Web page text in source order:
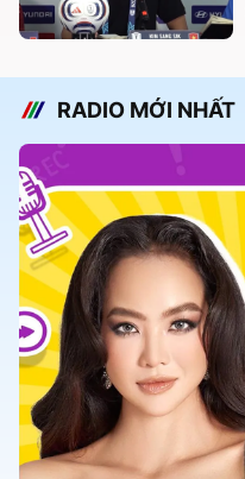
RADIO MỚI NHẤT